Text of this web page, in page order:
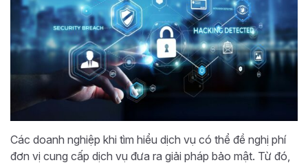
Các doanh nghiệp khi tìm hiểu dịch vụ có thể đề nghị phí
đơn vị cung cấp dịch vụ đưa ra giải pháp bảo mật. Từ đó,